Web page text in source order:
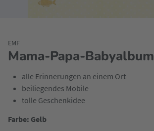
Mama-Papa-Babyalbum
EMF
alle Erinnerungen an einem Ort
beiliegendes Mobile
tolle Geschenkidee
Farbe: Gelb